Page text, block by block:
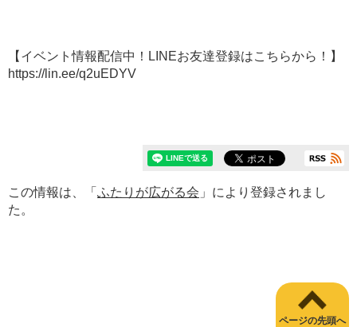
【イベント情報配信中！LINEお友達登録はこちらから！】
https://lin.ee/q2uEDYV
この情報は、「 ふたりが広がる会 」により登録されまし
た。
ページの先頭へ